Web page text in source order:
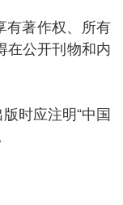
有著作权、 所有
在公开刊物和内
时应注明“中国